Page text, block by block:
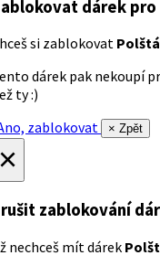
dárek
si zablokovat
dárek pak nekoupí
ty :)
zablokovat
× Zpět
zablokování
nechceš mít dárek